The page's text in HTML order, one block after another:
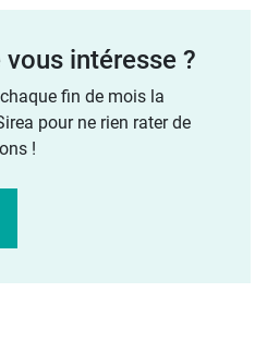
intéresse ?
fin de mois la
pour ne rien rater de
!